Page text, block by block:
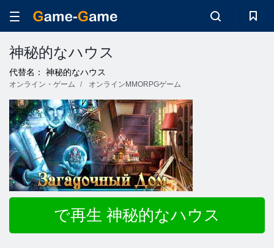
神秘的なハウス
代替名： 神秘的なハウス
オンライン・ゲーム オンラインMMORPGゲーム
で再生 神秘的なハウス